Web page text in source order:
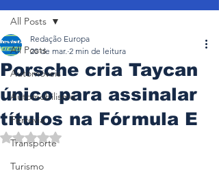
All Posts
Automóveis
Automobilismo
Ferrovia
Transporte
Turismo
All Posts
Porsche cria Taycan
único para assinalar
títulos na Fórmula E
Redação Europa
20 de mar. 2 min de leitura
Avaliado com NaN de 5 estrelas.